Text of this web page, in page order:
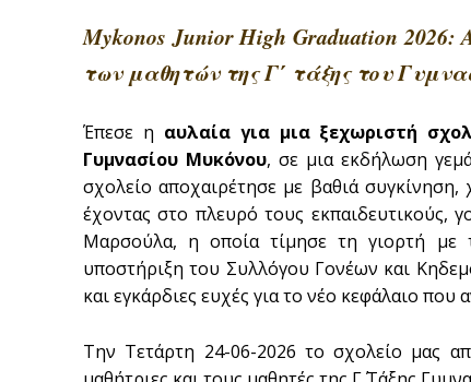
Mykonos JuniorHigh Graduation 2026:
των μαθητών της Γ΄ τάξης του
Έπεσε η αυλαία για μια ξεχωριστή
Γυμνασίου Μυκόνου, σε μια εκδήλωση
σχολείο αποχαιρέτησε με βαθιά συγκίνηση,
έχοντας στο πλευρό τους εκπαιδευτικούς,
Μαρσούλα, η οποία τίμησε τη γιορτή
υποστήριξη του Συλλόγου Γονέων και
και εγκάρδιες ευχές για το νέο κεφάλαιο που
Την Τετάρτη 24-06-2026 το σχολείο μας